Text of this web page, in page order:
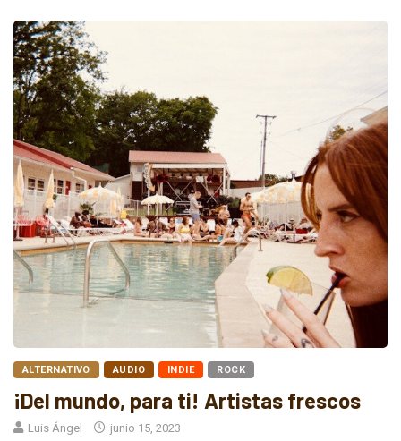
ALTERNATIVO AUDIO INDIE ROCK
¡Del mundo, para ti! Artistas frescos
Luis Ángel junio 15, 2023